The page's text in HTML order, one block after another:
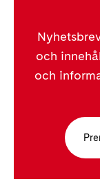
och
och